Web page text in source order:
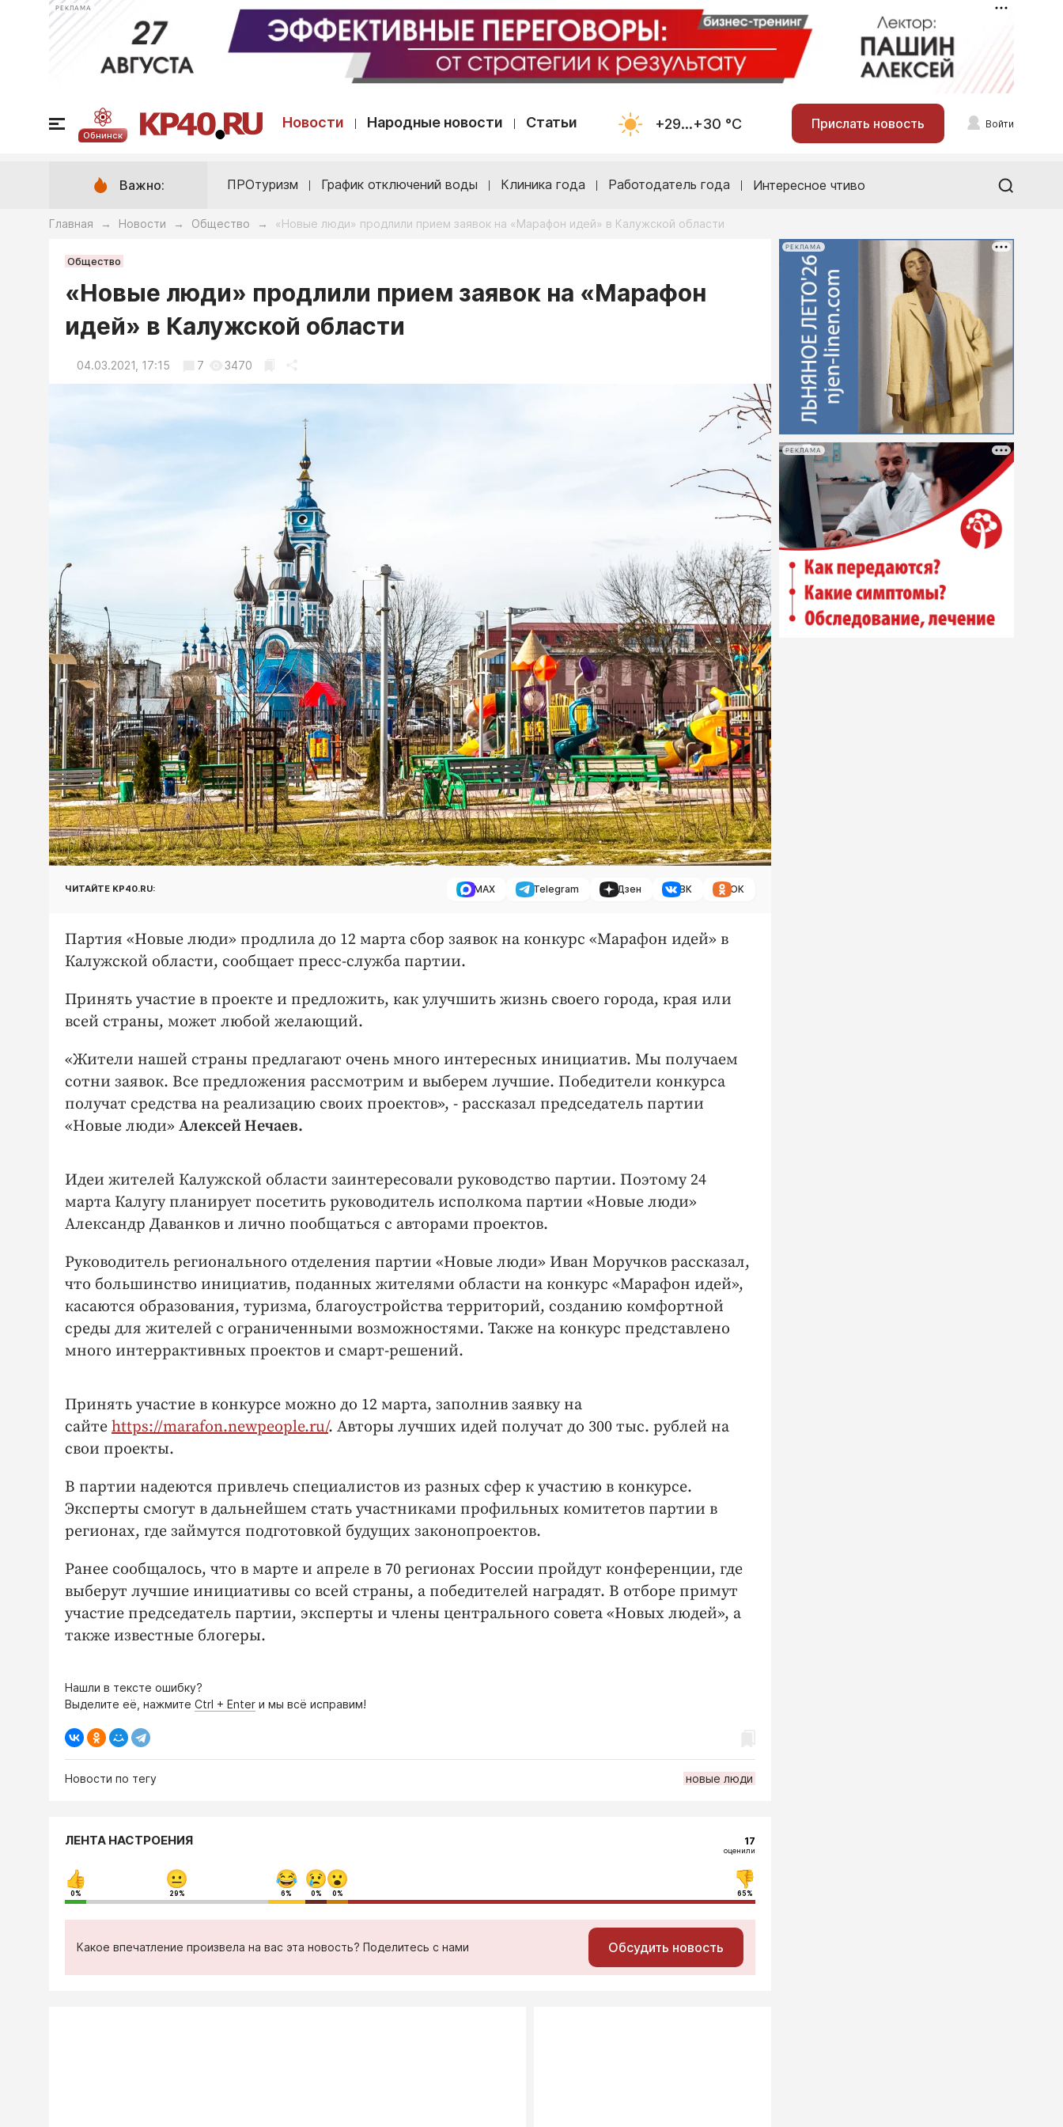
РЕКЛАМА
Обнинск
Новости Народные новости Статьи +29...+30 °С Прислать новость Войти
Важно: ПРОтуризм График отключений воды Клиника года Работодатель года Интересное чтиво
Главная → Новости → Общество → «Новые люди» продлили прием заявок на «Марафон идей» в Калужской области
Общество
«Новые люди» продлили прием заявок на «Марафон
идей» в Калужской области
04.03.2021, 17:15 7 3470
ЧИТАЙТЕ KP40.RU: MAX Telegram Дзен ВК ОК
Партия «Новые люди» продлила до 12 марта сбор заявок на конкурс «Марафон идей» в
Калужской области, сообщает пресс-служба партии.
Принять участие в проекте и предложить, как улучшить жизнь своего города, края или
всей страны, может любой желающий.
«Жители нашей страны предлагают очень много интересных инициатив. Мы получаем
сотни заявок. Все предложения рассмотрим и выберем лучшие. Победители конкурса
получат средства на реализацию своих проектов», - рассказал председатель партии
«Новые люди» Алексей Нечаев.
Идеи жителей Калужской области заинтересовали руководство партии. Поэтому 24
марта Калугу планирует посетить руководитель исполкома партии «Новые люди»
Александр Даванков и лично пообщаться с авторами проектов.
Руководитель регионального отделения партии «Новые люди» Иван Моручков рассказал,
что большинство инициатив, поданных жителями области на конкурс «Марафон идей»,
касаются образования, туризма, благоустройства территорий, созданию комфортной
среды для жителей с ограниченными возможностями. Также на конкурс представлено
много интеррактивных проектов и смарт-решений.
Принять участие в конкурсе можно до 12 марта, заполнив заявку на
сайте https://marafon.newpeople.ru/. Авторы лучших идей получат до 300 тыс. рублей на
свои проекты.
В партии надеются привлечь специалистов из разных сфер к участию в конкурсе.
Эксперты смогут в дальнейшем стать участниками профильных комитетов партии в
регионах, где займутся подготовкой будущих законопроектов.
Ранее сообщалось, что в марте и апреле в 70 регионах России пройдут конференции, где
выберут лучшие инициативы со всей страны, а победителей наградят. В отборе примут
участие председатель партии, эксперты и члены центрального совета «Новых людей», а
также известные блогеры.
Нашли в тексте ошибку?
Выделите её, нажмите Ctrl + Enter и мы всё исправим!
Новости по тегу новые люди
РЕКЛАМА
РЕКЛАМА
ЛЕНТА НАСТРОЕНИЯ 17
оценили
0% 29% 6% 0% 0% 65%
Какое впечатление произвела на вас эта новость? Поделитесь с нами Обсудить новость